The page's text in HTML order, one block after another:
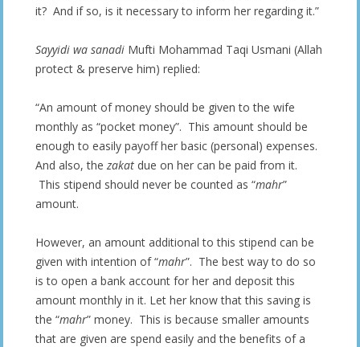
it? And if so, is it necessary to inform her regarding it.”
Sayyidi wa sanadi Mufti Mohammad Taqi Usmani (Allah
protect & preserve him) replied:
“An amount of money should be given to the wife
monthly as “pocket money”. This amount should be
enough to easily payoff her basic (personal) expenses.
And also, the zakat due on her can be paid from it.
This stipend should never be counted as “mahr”
amount.
However, an amount additional to this stipend can be
given with intention of “mahr”. The best way to do so
is to open a bank account for her and deposit this
amount monthly in it. Let her know that this saving is
the “mahr” money. This is because smaller amounts
that are given are spend easily and the benefits of a